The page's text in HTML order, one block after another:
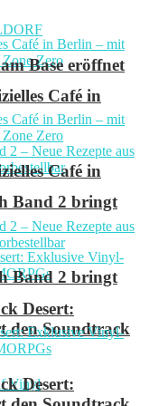
Café in
Band 2 bringt
Desert:
den Soundtrack
Base eröffnet
Café in
Band 2 bringt
Desert: